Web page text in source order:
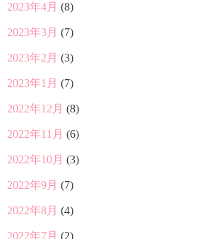
2023年4月 (8)
2023年3月 (7)
2023年2月 (3)
2023年1月 (7)
2022年12月 (8)
2022年11月 (6)
2022年10月 (3)
2022年9月 (7)
2022年8月 (4)
2022年7月 (2)